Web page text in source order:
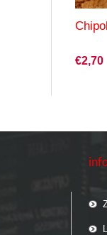
€2,70